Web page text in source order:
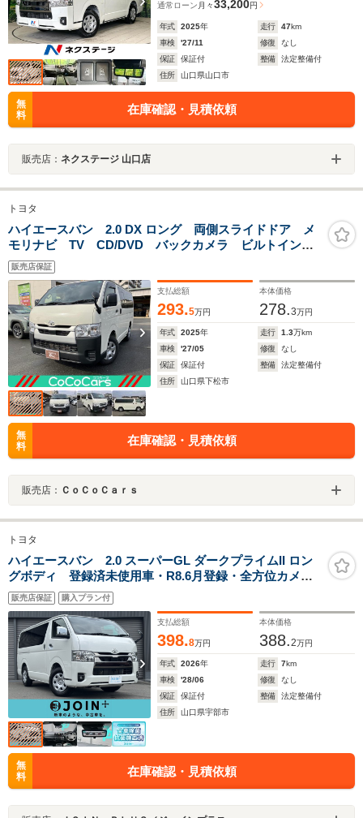
通常ローン 月々33,200円
年式 2025年 走行 47km
車検
'27/11 修復
なし
保証
保証付 整備
法定整備付
住所
山口県山口市
無
料
在庫確認・見積依頼
販売店： ネクステージ 山口店
トヨタ
ハイエースバン 2.0 DX ロング 両側スライドドア メ
モリナビ TV CD/DVD バックカメラ ビルトイン
ETC アクセサリーコンセント LEDヘッドライト
LEDルームランプ 前後障害物センサー
販売店保証
支払総額
293.5万円
本体価格
278.3万円
年式 2025年 走行 1.3万km
車検
'27/05 修復
なし
保証
保証付 整備
法定整備付
住所
山口県下松市
無
料
在庫確認・見積依頼
販売店： ＣｏＣｏＣａｒｓ
トヨタ
ハイエースバン 2.0 スーパーGL ダークプライムII ロン
グボディ 登録済未使用車・R8.6月登録・全方位カメ
ラ・デジタルインナーミラー・両側パワースライドド
ア・LEDヘッドライト・LEDフォグ・プッシュスタート
販売店保証 購入プラン付
支払総額
398.8万円
本体価格
388.2万円
年式 2026年 走行 7km
車検
'28/06 修復
なし
保証
保証付 整備
法定整備付
住所
山口県宇部市
無
料
在庫確認・見積依頼